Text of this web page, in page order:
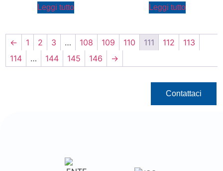
Leggi tutto Leggi tutto
← 1 2 3 … 108 109 110 111 112
113
114
… 144 145 146 →
Contattaci